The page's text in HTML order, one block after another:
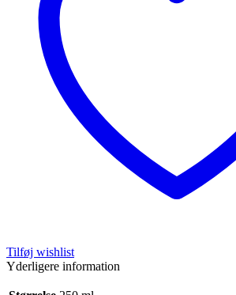
Tilføj wishlist
Yderligere information